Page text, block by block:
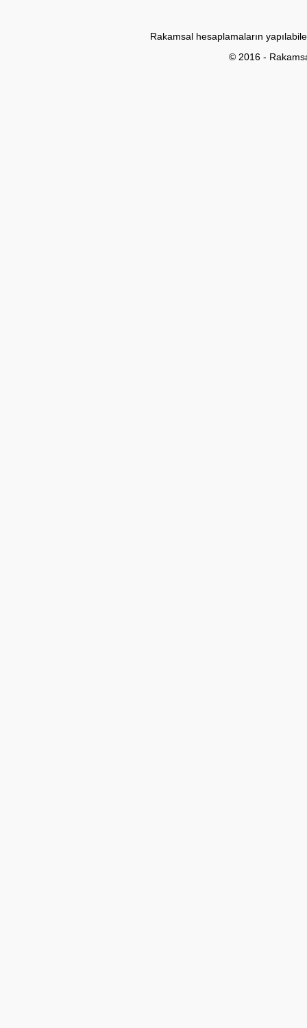
Rakamsal hesaplamaların
© 2016 -